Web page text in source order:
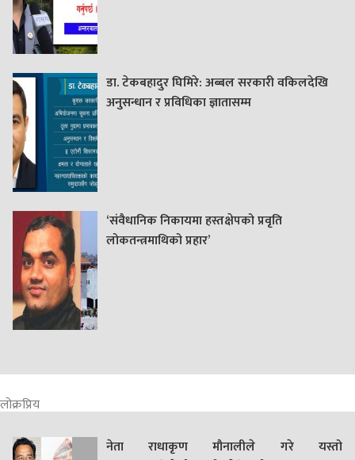
डा. टेकबहादुर घिमिरे: अब्बल सरकारी वकिलदेखि
अनुसन्धान र प्रविधिका ज्ञातासम्म
‘संवैधानिक निकायमा हस्तक्षेपको प्रवृति
लोकतन्त्रमाथिको प्रहार’
लोक्रप्रिय
नेता राधाकृण मौनालीले गरे यस्तो